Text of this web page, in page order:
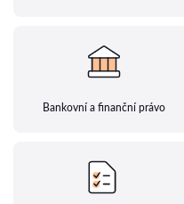
Bankovní a finanční právo